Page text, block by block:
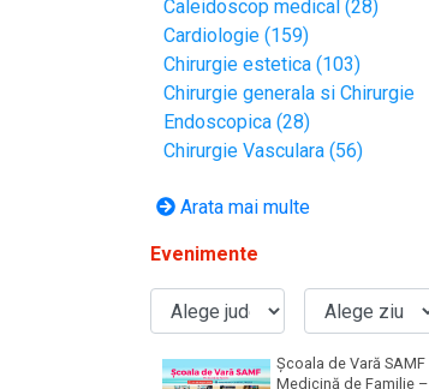
Caleidoscop medical (28)
Cardiologie (159)
Chirurgie estetica (103)
Chirurgie generala si Chirurgie
Endoscopica (28)
Chirurgie Vasculara (56)
Arata mai multe
Evenimente
Școala de Vară SAMF
Medicină de Familie –